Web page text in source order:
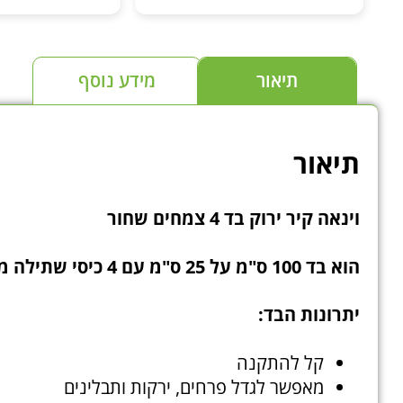
ולא אצל צד שלישי. ממליץ לעקוב
ולראות למי שמתעניין בצמחים
ובטכנולוגיה לגידול צמחים
תיאור מידע נוסף
תיאור
וינאה קיר ירוק בד 4 צמחים שחור
הוא בד 100 ס"מ על 25 ס"מ עם 4 כיסי שתילה מבד נושם מיוחד לגידול צמחים.
יתרונות הבד:
קל להתקנה
מאפשר לגדל פרחים, ירקות ותבלינים